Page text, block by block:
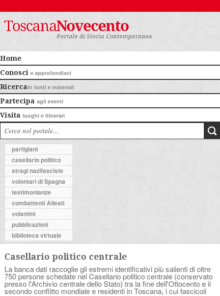
Home
Conosci e approfondisci
Ricercain fonti e materiali
Partecipa agli eventi
Visita luoghi e itinerari
partigiani
casellario politico
stragi nazifasciste
volontari di Spagna
testimonianze
combattenti Alleati
volantini
pubblicazioni
biblioteca virtuale
Casellario politico centrale
La banca dati raccoglie gli estremi identificativi più salienti di oltre
750 persone schedate nel Casellario politico centrale (conservato
presso l'Archivio centrale dello Stato) tra la fine dell'Ottocento e il
secondo conflitto mondiale e residenti in Toscana, i cui fascicoli